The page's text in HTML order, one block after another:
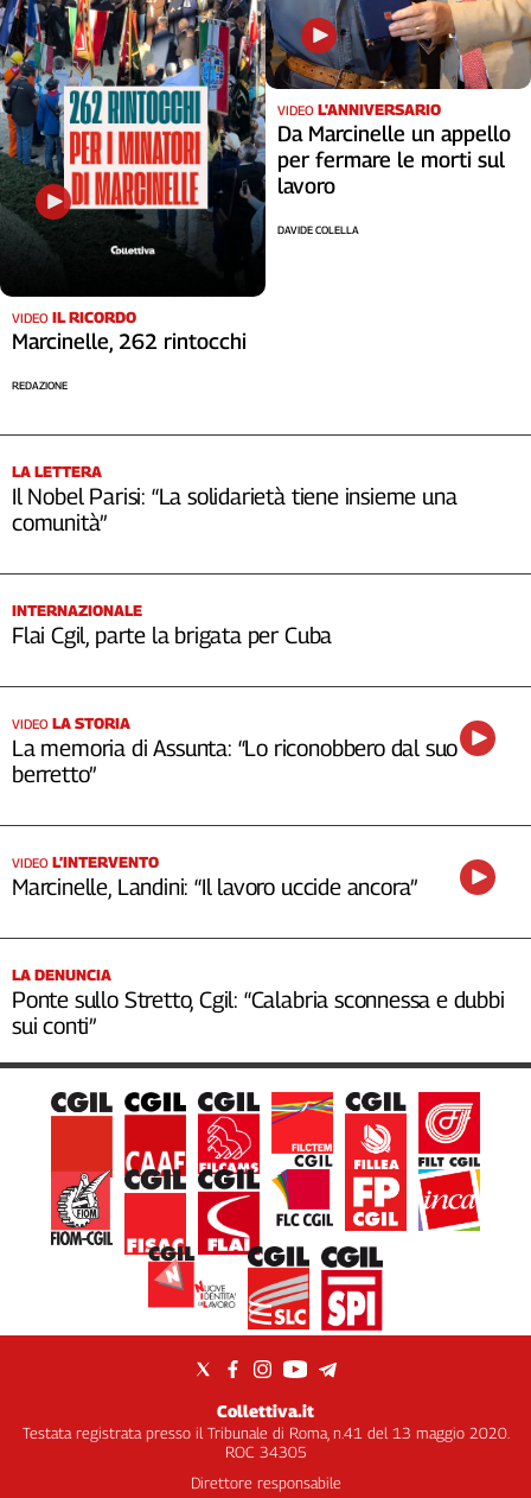
Contatti
La
redazione
Newsletter
Social
VIDEO IL RICORDO
Marcinelle, 262 rintocchi
REDAZIONE
VIDEO L'ANNIVERSARIO
Da Marcinelle un appello
per fermare le morti sul
lavoro
DAVIDE COLELLA
LA LETTERA
Il Nobel Parisi: “La solidarietà tiene insieme una
comunità”
INTERNAZIONALE
Flai Cgil, parte la brigata per Cuba
VIDEO LA STORIA
La memoria di Assunta: “Lo riconobbero dal suo
berretto”
VIDEO L’INTERVENTO
Marcinelle, Landini: “Il lavoro uccide ancora”
LA DENUNCIA
Ponte sullo Stretto, Cgil: “Calabria sconnessa e dubbi
sui conti”
Collettiva.it
Testata registrata presso il Tribunale di Roma, n.41 del 13 maggio 2020.
ROC 34305
Direttore responsabile